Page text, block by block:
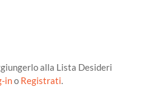
alla Lista Desideri
ino Registrati.